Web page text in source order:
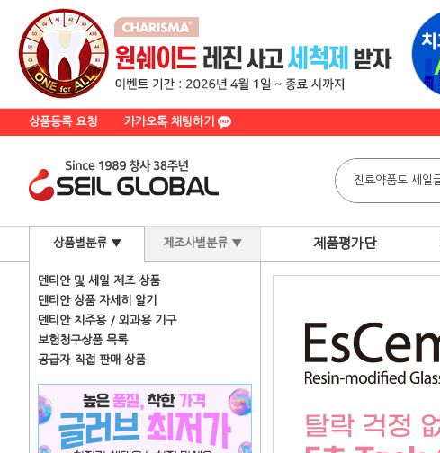
상품등록 요청 카카오톡 채팅하기
상품별분류 ▼ 제조사별분류 ▼
덴티안 및 세일 제조 상품
덴티안 상품 자세히 알기
덴티안 치주용 / 외과용 기구
보험청구상품 목록
공급자 직접 판매 상품
제품평가단